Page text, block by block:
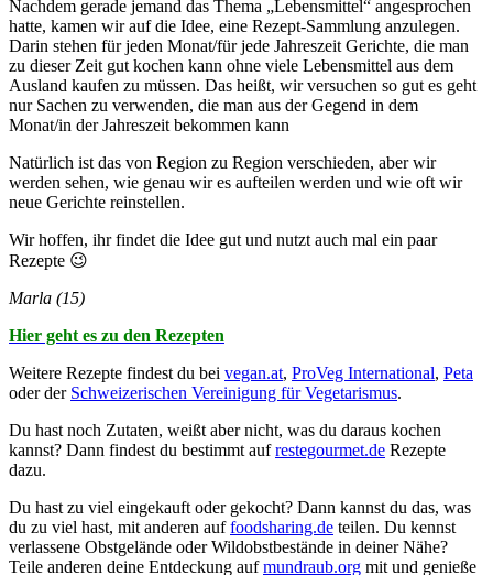
Nachdem gerade jemand das Thema „Lebensmittel“ angesprochen
hatte, kamen wir auf die Idee, eine Rezept-Sammlung anzulegen.
Darin stehen für jeden Monat/für jede Jahreszeit Gerichte, die man
zu dieser Zeit gut kochen kann ohne viele Lebensmittel aus dem
Ausland kaufen zu müssen. Das heißt, wir versuchen so gut es geht
nur Sachen zu verwenden, die man aus der Gegend in dem
Monat/in der Jahreszeit bekommen kann
Natürlich ist das von Region zu Region verschieden, aber wir
werden sehen, wie genau wir es aufteilen werden und wie oft wir
neue Gerichte reinstellen.
Wir hoffen, ihr findet die Idee gut und nutzt auch mal ein paar
Rezepte 😉
Marla (15)
Hier geht es zu den Rezepten
Weitere Rezepte findest du bei vegan.at, ProVeg International, Peta
oder der Schweizerischen Vereinigung für Vegetarismus.
Du hast noch Zutaten, weißt aber nicht, was du daraus kochen
kannst? Dann findest du bestimmt aufrestegourmet.de Rezepte
dazu.
Du hast zu viel eingekauft oder gekocht? Dann kannst du das, was
du zu viel hast, mit anderen auffoodsharing.de teilen. Du kennst
verlassene Obstgelände oder Wildobstbestände in deiner Nähe?
Teile anderen deine Entdeckung aufmundraub.org mit und genieße